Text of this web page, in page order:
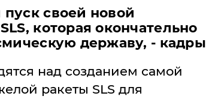
своей новой
которая окончательно
державу, - кадры
над созданием самой
ракеты SLS для